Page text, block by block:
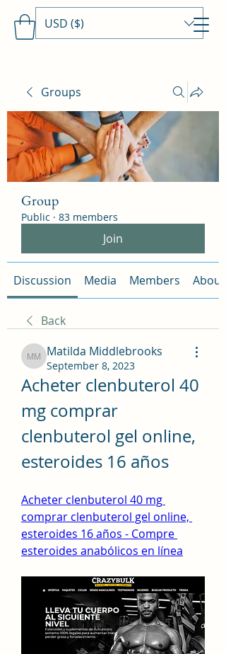
Travels With MamaDee
USD ($)
Groups
Group
Public · 83 members
Join
Discussion Media Members About
Back
Matilda Middlebrooks
Matilda Middlebrooks
September 8, 2023
Acheter clenbuterol 40
mg comprar
clenbuterol gel online,
esteroides 16 años
Acheter clenbuterol 40 mg
comprar clenbuterol gel online,
esteroides 16 años - Compre
esteroides anabólicos en línea